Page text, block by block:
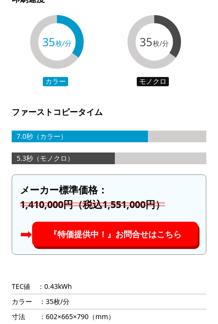
35枚/分
カラー
35枚/分
モノクロ
ファーストコピータイム
7.0秒（カラー）
5.3秒（モノクロ）
メーカー標準価格：
1,410,000円（税込1,551,000円）
➡︎ 『特価提供中！』お問合せはこちら
TEC値 ：0.43kWh
カラー ：35枚/分
寸法 ：602×665×790（mm）